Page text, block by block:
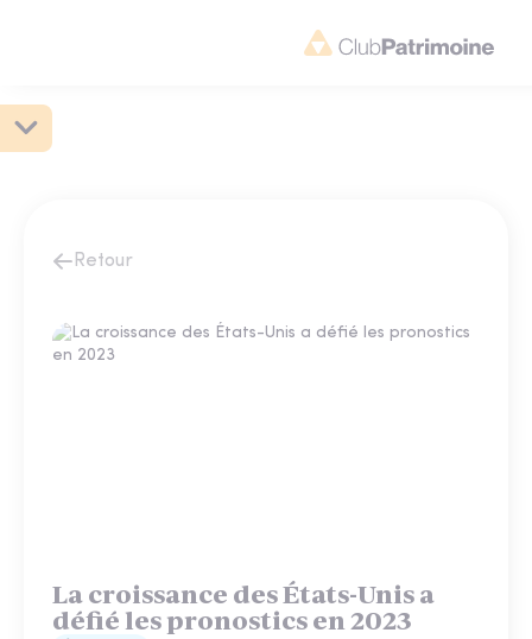
Retour
La croissance des États-Unis a
défié les pronostics en 2023